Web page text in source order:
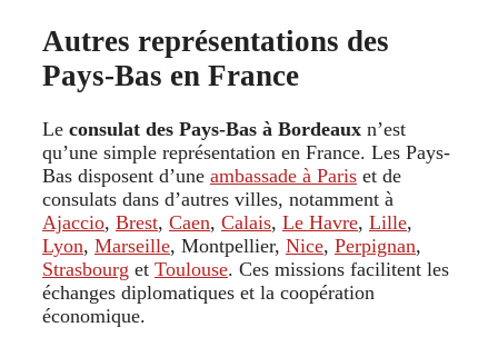
Autres représentations des
Pays-Bas en France
Le consulat des Pays-Bas à Bordeaux n’est
qu’une simple représentation en France. Les Pays-
Bas disposent d’une ambassade à Paris et de
consulats dans d’autres villes, notamment à
Ajaccio, Brest, Caen, Calais, Le Havre, Lille,
Lyon, Marseille, Montpellier, Nice, Perpignan,
Strasbourg et Toulouse. Ces missions facilitent les
échanges diplomatiques et la coopération
économique.